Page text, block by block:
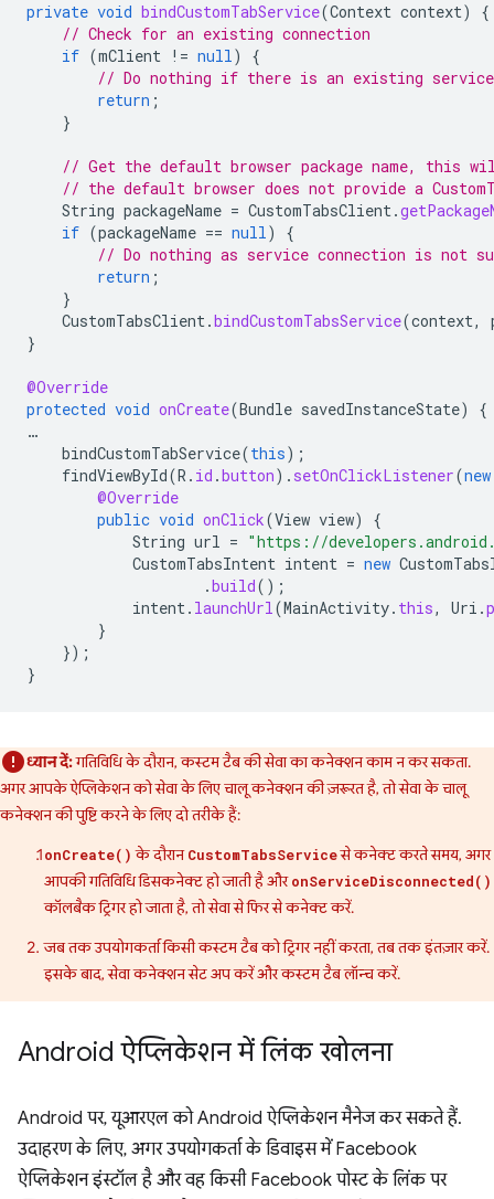
private void bindCustomTabService(Context context)
{
// Check for an existing connection
if (mClient != null)
{
// Do nothing if there is an existing service
return ;
}
// Get the default browser package name, this
// the default browser does not provide a
String packageName = CustomTabsClient.
if (packageName == null)
{
// Do nothing as service connection is not
return ;
}
CustomTabsClient.bindCustomTabsService(context,
}
@Override
protected void onCreate(Bundle savedInstanceState)
{
…
bindCustomTabService(this);
findViewById(R . id .button). setOnClickListener(new
@Override
public void onClick(View view)
{
String url = "https://
CustomTabsIntent intent = new
.build();
intent. launchUrl(MainActivity. this, Uri .
}
});
}
ध्यान दें:गतिविधि के दौरान, कस्टम टैब की सेवा का कनेक्शन काम न कर सकता.
अगर आपके ऐप्लिकेशन को सेवा के लिए चालू कनेक्शन की ज़रूरत है, तो सेवा के चालू
कनेक्शन की पुष्टि करने के लिए दो तरीके हैं:
onCreate() के दौरानCustomTabsServiceसे कनेक्ट करते समय, अगर
आपकी गतिविधि डिसकनेक्ट हो जाती है औरonServiceDisconnected()
कॉलबैक ट्रिगर हो जाता है, तो सेवा से फिर से कनेक्ट करें.
जब तक उपयोगकर्ता किसी कस्टम टैब को ट्रिगर नहीं करता, तब तक इंतज़ार करें.
इसके बाद, सेवा कनेक्शन सेट अप करें और कस्टम टैब लॉन्च करें.
Android ऐप्लिकेशन में लिंक खोलना
Android पर, यूआरएल को Android ऐप्लिकेशन मैनेज कर सकते हैं.
उदाहरण के लिए, अगर उपयोगकर्ता के डिवाइस में Facebook
ऐप्लिकेशन इंस्टॉल है और वह किसी Facebook पोस्ट के लिंक पर